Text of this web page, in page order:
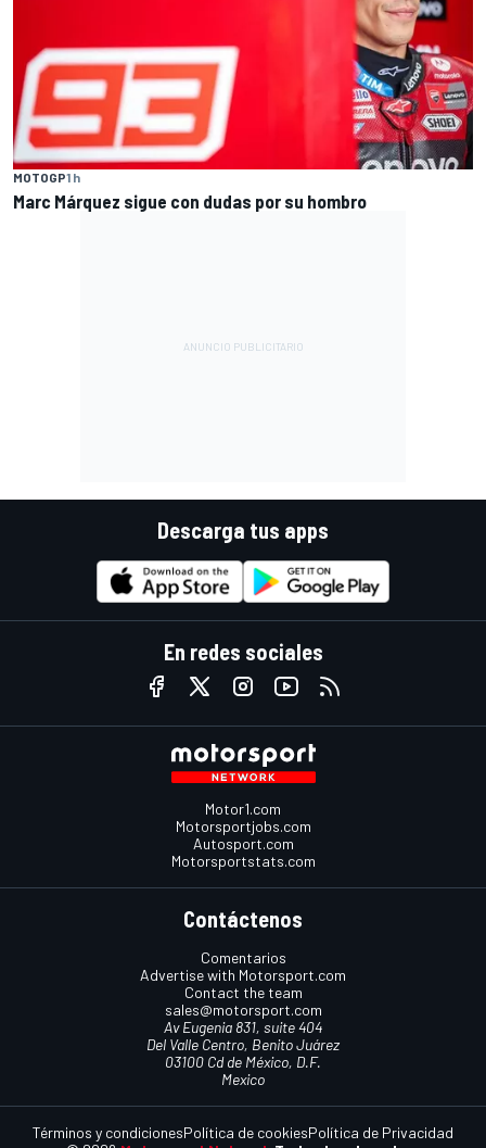
MOTOGP1 h
Marc Márquez sigue con dudas por su hombro
Descarga tus apps
En redes sociales
Motor1.com
Motorsportjobs.com
Autosport.com
Motorsportstats.com
Contáctenos
Comentarios
Advertise with Motorsport.com
Contact the team
sales@motorsport.com
Av Eugenia 831, suite 404
Del Valle Centro, Benito Juárez
03100 Cd de México, D.F.
Mexico
Términos y condicionesPolítica de cookiesPolítica de Privacidad